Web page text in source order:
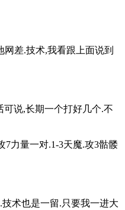
差.技术,我看跟上面说到
说,长期一个打好几个.不
力量一对.1-3天魔.攻3骷髅
术也是一留.只要我一进大